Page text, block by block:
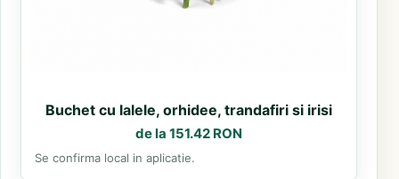
Buchet cu lalele, orhidee, trandafiri si irisi
de la 151.42 RON
Se confirma local in aplicatie.